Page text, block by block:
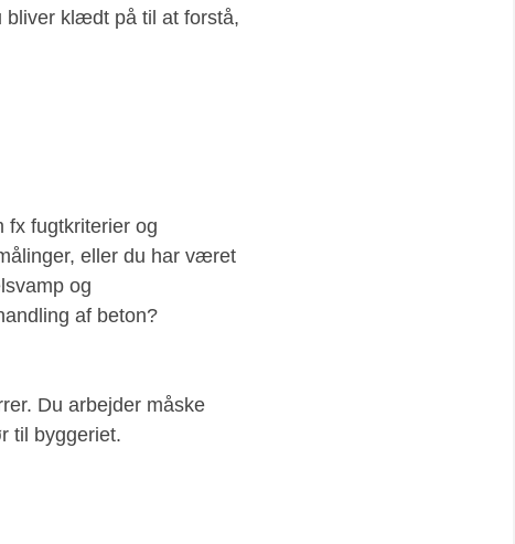
bliver klædt på til at forstå,
fx fugtkriterier og
eller du har været
og
af beton?
Du arbejder måske
til byggeriet.